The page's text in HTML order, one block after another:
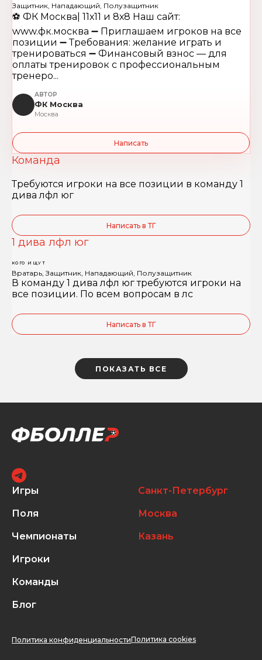
Защитник, Нападающий, Полузащитник
⚽️ ФК Москва| 11х11 и 8х8 Наш сайт:
www.фк.москва ➖ Приглашаем игроков на все
позиции ➖ Требования: желание играть и
тренироваться ➖ Финансовый взнос — для
оплаты тренировок с профессиональным
тренеро...
АВТОР
ФК Москва
Москва
Написать
Команда
Требуются игроки на все позиции в команду 1
дива лфл юг
Написать в ТГ
1 дива лфл юг
КОГО ИЩУТ
Вратарь, Защитник, Нападающий, Полузащитник
В команду 1 дива лфл юг требуются игроки на
все позиции. По всем вопросам в лс
Написать в ТГ
ПОКАЗАТЬ ВСЕ
Игры
Поля
Чемпионаты
Игроки
Команды
Блог
Санкт-Петербург
Москва
Казань
Политика конфиденциальностиПолитика cookies